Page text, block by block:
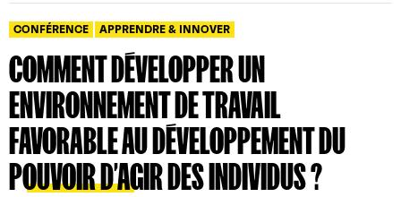
CONFÉRENCE APPRENDRE & INNOVER
COMMENT DÉVELOPPER UN
ENVIRONNEMENT DE TRAVAIL
FAVORABLE AU DÉVELOPPEMENT DU
POUVOIR D’AGIR DES INDIVIDUS ?